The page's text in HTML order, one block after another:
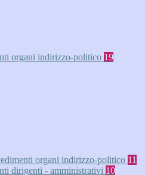
organi indirizzo-politico 19
organi indirizzo-politico 11
dirigenti - amministrativi 10